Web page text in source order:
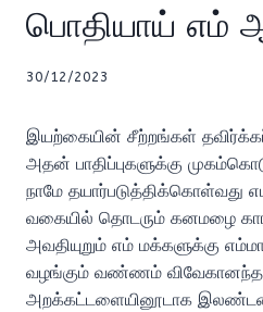
பொதியாய் எம்
30/12/2023
இயற்கையின் சீற்றங்கள்
அதன் பாதிப்புகளுக்கு
நாமே தயார்படுத்திக்கொள்வது
வகையில் தொடரும் கனமழை
அவதியுறும் எம் மக்களுக்கு
வழங்கும் வண்ணம் விவேகானந்த
அறக்கட்டளையினூடாக